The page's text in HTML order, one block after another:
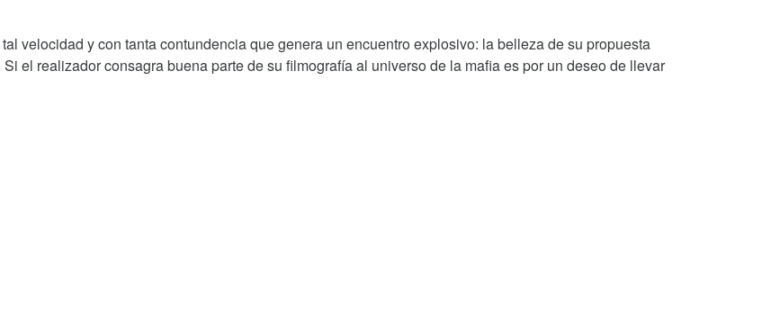
velocidad y con tanta contundencia que genera un encuentro explosivo: la belleza de su propuesta
el realizador consagra buena parte de su filmografía al universo de la mafia es por un deseo de llevar